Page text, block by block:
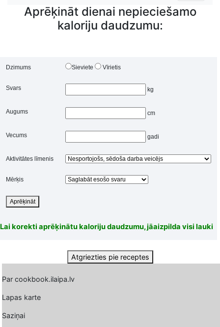
Aprēķināt dienai nepieciešamo
kaloriju daudzumu:
Dzimums Sieviete Vīrietis
Svars kg
Augums cm
Vecums gadi
Aktivitātes līmenis
Mērķis
Aprēķināt
Lai korekti aprēķinātu kaloriju daudzumu, jāaizpilda visi lauki
Atgriezties pie receptes
Par cookbook.ilaipa.lv
Lapas karte
Saziņai